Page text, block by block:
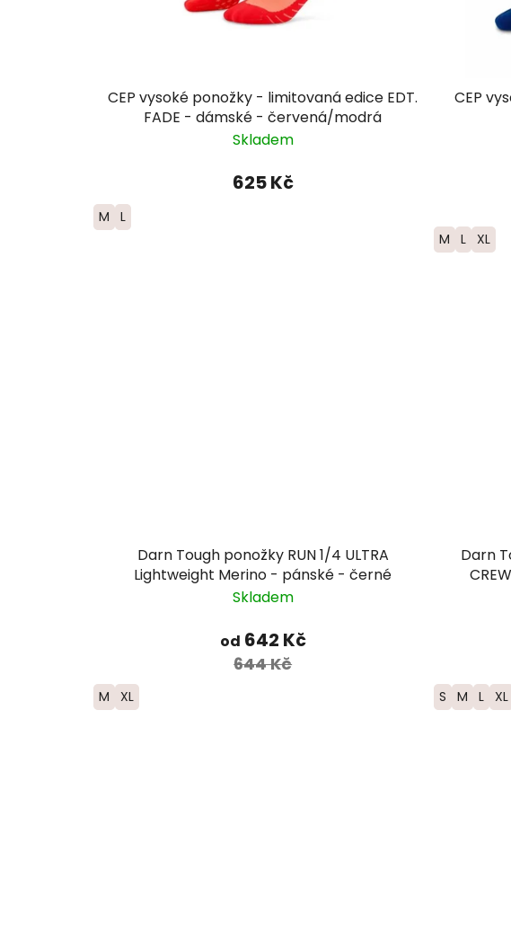
CEP vysoké ponožky - limitovaná edice EDT.
FADE - dámské - červená/modrá
Skladem
625 Kč
M L
CEP
M L XL
Darn Tough ponožky RUN 1/4 ULTRA
Lightweight Merino - pánské - černé
Skladem
od 642 Kč
644 Kč
M XL
Darn
S M L XL